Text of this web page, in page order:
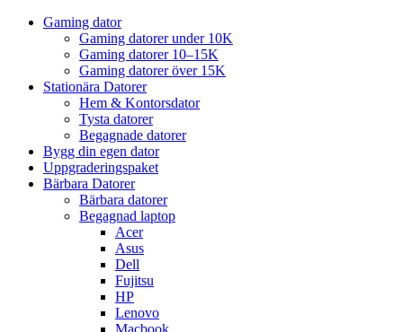
Gaming dator
Gaming datorer under 10K
Gaming datorer 10–15K
Gaming datorer över 15K
Stationära Datorer
Hem & Kontorsdator
Tysta datorer
Begagnade datorer
Bygg din egen dator
Uppgraderingspaket
Bärbara Datorer
Bärbara datorer
Begagnad laptop
Acer
Asus
Dell
Fujitsu
HP
Lenovo
Macbook